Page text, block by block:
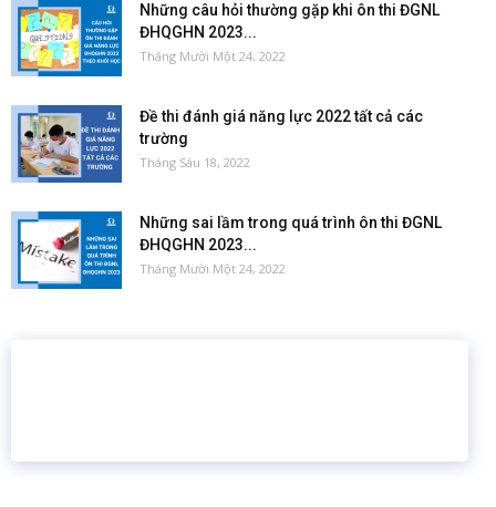
Những câu hỏi thường gặp khi ôn thi ĐGNL
ĐHQGHN 2023...
Tháng Mười Một 24, 2022
Đề thi đánh giá năng lực 2022 tất cả các
trường
Tháng Sáu 18, 2022
Những sai lầm trong quá trình ôn thi ĐGNL
ĐHQGHN 2023...
Tháng Mười Một 24, 2022